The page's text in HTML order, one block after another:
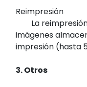
Reimpresión
La reimpresión
imágenes
impresión (hasta
3. Otros